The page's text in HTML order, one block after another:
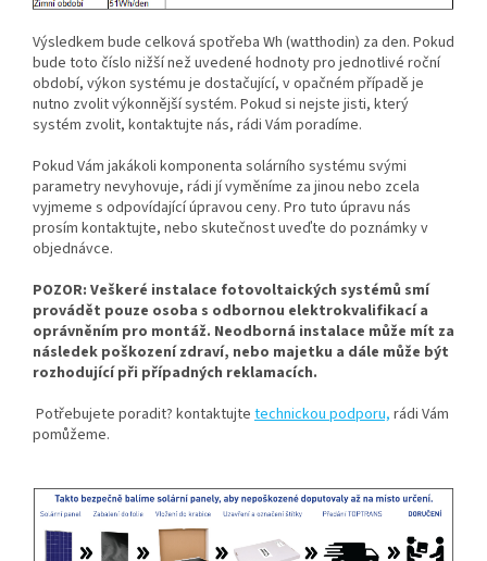
Výsledkem bude celková spotřeba Wh (watthodin) za den. Pokud
bude toto číslo nižší než uvedené hodnoty pro jednotlivé roční
období, výkon systému je dostačující, v opačném případě je
nutno zvolit výkonnější systém. Pokud si nejste jisti, který
systém zvolit, kontaktujte nás, rádi Vám poradíme.
Pokud Vám jakákoli komponenta solárního systému svými
parametry nevyhovuje, rádi jí vyměníme za jinou nebo zcela
vyjmeme s odpovídající úpravou ceny. Pro tuto úpravu nás
prosím kontaktujte, nebo skutečnost uveďte do poznámky v
objednávce.
POZOR: Veškeré instalace fotovoltaických systémů smí
provádět pouze osoba s odbornou elektrokvalifikací a
oprávněním pro montáž. Neodborná instalace může mít za
následek poškození zdraví, nebo majetku a dále může být
rozhodující při případných reklamacích.
Potřebujete poradit? kontaktujte technickou podporu, rádi Vám
pomůžeme.